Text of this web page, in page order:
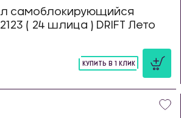
самоблокирующийся
( 24 шлица ) DRIFT Лето
КУПИТЬ В 1 КЛИК